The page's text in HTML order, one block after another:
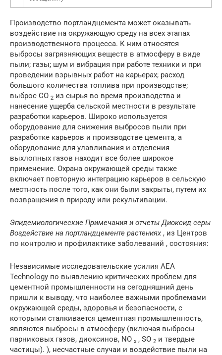
Производство портландцемента может оказывать
воздействие на окружающую среду на всех этапах
производственного процесса. К ним относятся
выбросы загрязняющих веществ в атмосферу в виде
пыли; газы; шум и вибрация при работе техники и при
проведении взрывных работ на карьерах; расход
большого количества топлива при производстве;
выброс CO 2 из сырья во время производства и
нанесение ущерба сельской местности в результате
разработки карьеров. Широко используется
оборудование для снижения выбросов пыли при
разработке карьеров и производстве цемента, а
оборудование для улавливания и отделения
выхлопных газов находит все более широкое
применение. Охрана окружающей среды также
включает повторную интеграцию карьеров в сельскую
местность после того, как они были закрыты, путем их
возвращения в природу или рекультивации.
Эпидемиологические Примечания и отчеты Диоксид серы
Воздействие на портландцементе растениях , из Центров
по контролю и профилактике заболеваний , состояния:
Независимые исследовательские усилия AEA
Technology по выявлению критических проблем для
цементной промышленности на сегодняшний день
пришли к выводу, что наиболее важными проблемами
окружающей среды, здоровья и безопасности, с
которыми сталкивается цементная промышленность,
являются выбросы в атмосферу (включая выбросы
парниковых газов, диоксинов, NO x , SO 2 и твердые
частицы). ), несчастные случаи и воздействие пыли на